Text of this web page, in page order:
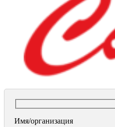
Имя/организация